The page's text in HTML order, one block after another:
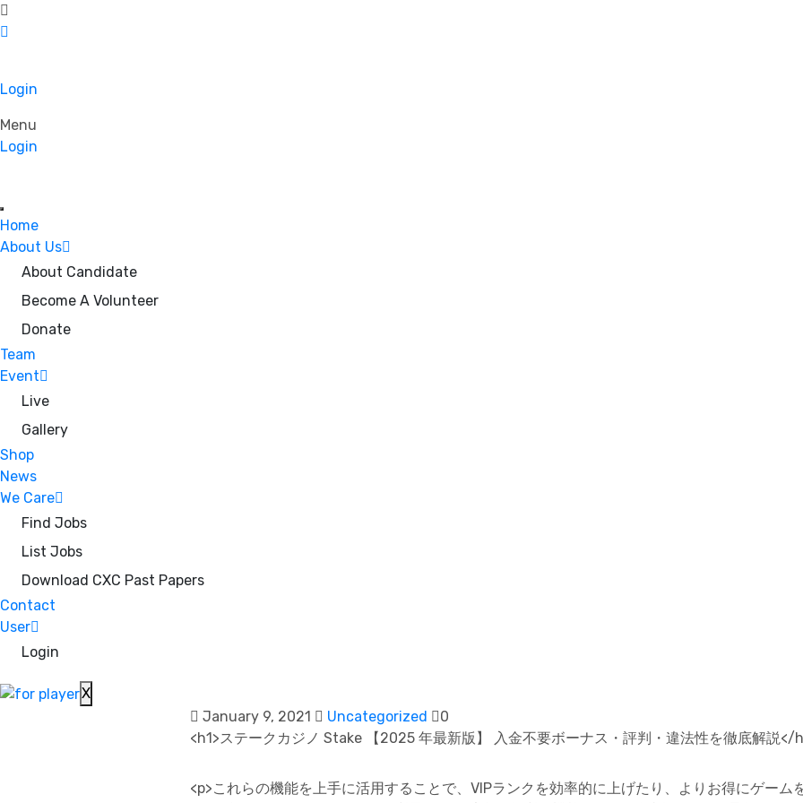
Login
Menu
Login
Home
About Us
About Candidate
Become A Volunteer
Donate
Team
Event
Live
Gallery
Shop
News
We Care
Find Jobs
List Jobs
Download CXC Past Papers
Contact
User
Login
X
January 9, 2021
Uncategorized
0
<h1>ステークカジノ Stake 【2025 年最新版】 入金不要ボーナス・評判・違法性を徹底解説</
<p>これらの機能を上手に活用することで、VIPランクを効率的に上げたり、よりお得にゲーム